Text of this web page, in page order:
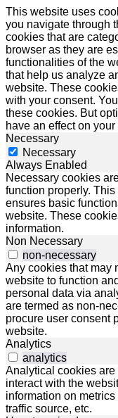
This website uses
you navigate through
cookies that are
browser as they are
functionalities of the
that help us analyze
website. These
with your consent.
these cookies. But
have an effect on
Necessary
Necessary
Always Enabled
Necessary cookies
function properly.
ensures basic
website. These
information.
Non Necessary
non-necessary
Any cookies that may
website to function
personal data via
are termed as non-
procure user consent
website.
Analytics
analytics
Analytical cookies
interact with the
information on
traffic source, etc.